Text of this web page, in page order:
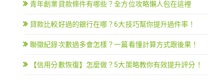
青年創業貸款條件有哪些？全方位攻略懶人包在這裡
貸款比較好過的銀行在哪？6大技巧幫你提升過件率！
聯徵紀錄次數過多會怎樣？一篇看懂計算方式跟後果！
【信用分數恢復】怎麼做？5大策略教你有效提升評分！